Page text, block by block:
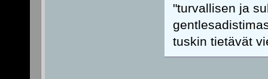
"turvallisen ja
tuskin tietävät